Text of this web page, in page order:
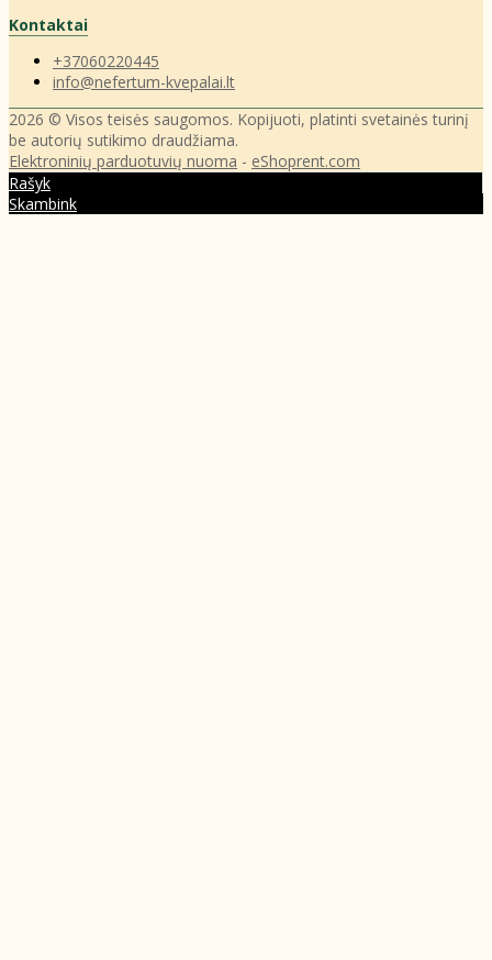
Kontaktai
+37060220445
info@nefertum-kvepalai.lt
2026 © Visos teisės saugomos. Kopijuoti, platinti svetainės turinį
be autorių sutikimo draudžiama.
Elektroninių parduotuvių nuoma - eShoprent.com
Rašyk
Skambink